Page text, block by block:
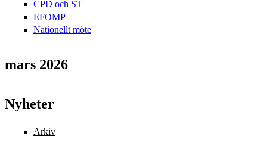
CPD och ST
EFOMP
Nationellt möte
mars 2026
Nyheter
Arkiv